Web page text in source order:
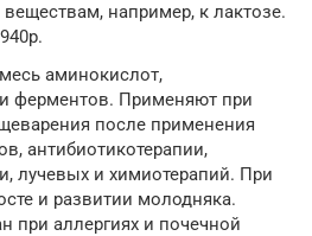
например, к лактозе.
аминокислот,
и ферментов. Применяют при
после применения
антибиотикотерапии,
лучевых и химиотерапий. При
и развитии молодняка.
при аллергиях и почечной